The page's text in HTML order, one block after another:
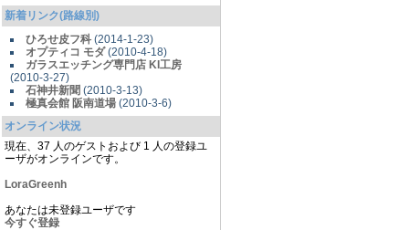
新着リンク(路線別)
ひろせ皮フ科 (2014-1-23)
オプティコ モダ(2010-4-18)
ガラスエッチング専門店 KI工房
(2010-3-27)
石神井新聞 (2010-3-13)
極真会館 阪南道場 (2010-3-6)
オンライン状況
現在、37 人のゲストおよび 1 人の登録ユ
ーザがオンラインです。
LoraGreenh
あなたは未登録ユーザです
今すぐ登録